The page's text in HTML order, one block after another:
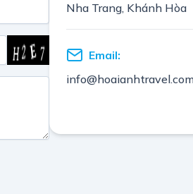
Nha Trang, Khánh Hòa
Email: